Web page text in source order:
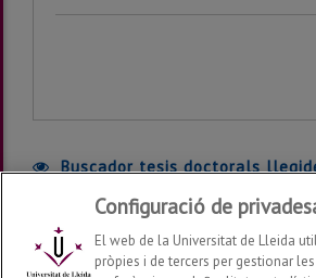
Buscador tesis doctorals
Configuració de
El web de la Universitat de Lleida
pròpies i de tercers per gestionar